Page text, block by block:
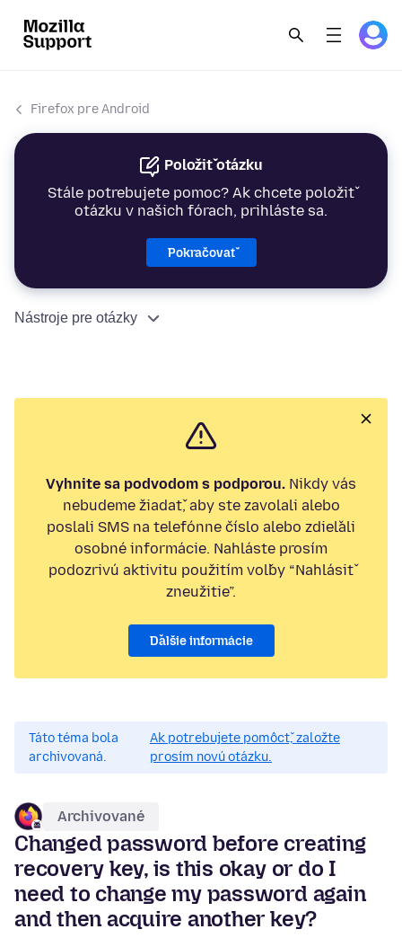
Firefox pre Android
Položiť otázku
Stále potrebujete pomoc? Ak chcete položiť
otázku v našich fórach, prihláste sa.
Pokračovať
Nástroje pre otázky
Vyhnite sa podvodom s podporou. Nikdy vás
nebudeme žiadať, aby ste zavolali alebo
poslali SMS na telefónne číslo alebo zdieľali
osobné informácie. Nahláste prosím
podozrivú aktivitu použitím voľby “Nahlásiť
zneužitie”.
Ďalšie informácie
Táto téma bola
archivovaná.
Ak potrebujete pomôcť, založte
prosím novú otázku.
Archivované
Changed password before creating
recovery key, is this okay or do I
need to change my password again
and then acquire another key?